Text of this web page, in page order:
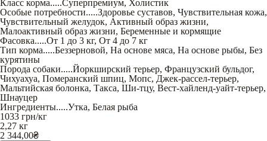
Класс корма.....Суперпремиум, Холистик
Особые потребности.....Здоровье суставов, Чувствительная кожа,
Чувствительный желудок, Активный образ жизни,
Малоактивный образ жизни, Беременные и кормящие
Фасовка.....От 1 до 3 кг, От 4 до 7 кг
Тип корма.....Беззерновой, На основе мяса, На основе рыбы, Без
курятины
Порода собаки.....Йоркширский терьер, Французский бульдог,
Чихуахуа, Померанский шпиц, Мопс, Джек-рассел-терьер,
Мальтийская болонка, Такса, Ши-тцу, Вест-хайленд-уайт-терьер,
Шнауцер
Ингредиенты.....Утка, Белая рыба
1033 грн/кг
2,27 кг
2 344,00₴